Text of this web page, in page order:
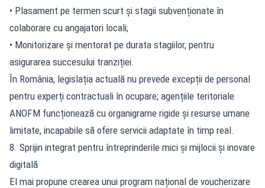
• Plasament pe termen scurt şi stagii subvenționate în
colaborare cu angajatori locali;
• Monitorizare și mentorat pe durata stagiilor, pentru
asigurarea succesului tranziției.
În România, legislația actuală nu prevede excepții de personal
pentru experți contractuali în ocupare; agențiile teritoriale
ANOFM funcționează cu organigrame rigide și resurse umane
limitate, incapabile să ofere servicii adaptate în timp real.
8. Sprijin integrat pentru întreprinderile mici și mijlocii și inovare
digitală
El mai propune crearea unui program național de voucherizare